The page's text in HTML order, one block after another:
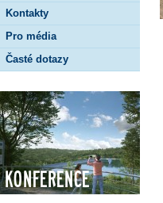
Kontakty
Pro média
Časté dotazy
Konference